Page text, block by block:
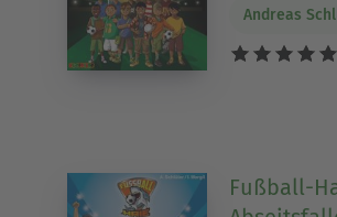
Andreas
Fußball-